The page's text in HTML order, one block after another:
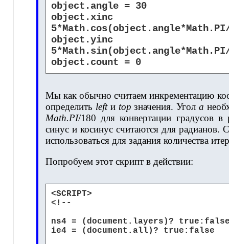
object.angle = 30
object.count = 0
Мы как обычно считаем инкрементацию
определить leftи top значения. Угол а
Math.PI/180 для конвертации градусов в
синус и косинус считаются для радианов.
использоваться для задания количества
Попробуем этот скрипт в действии:
<SCRIPT>
<!--
ns4 = (document.layers)?
ie4 = (document.all)? true:false